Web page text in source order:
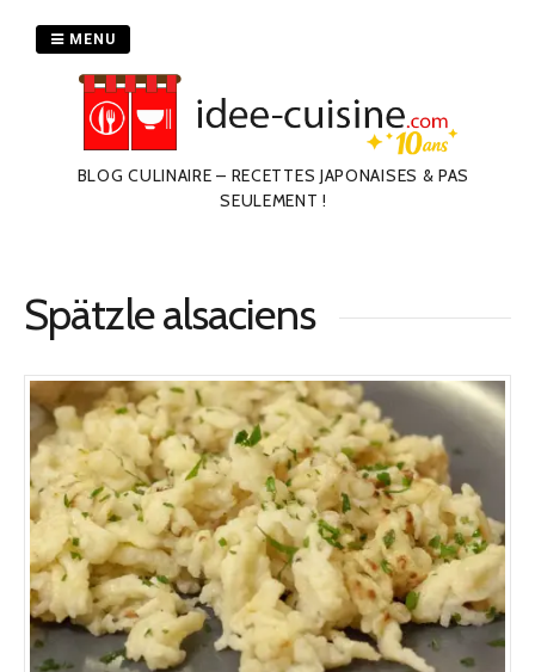
BLOG CULINAIRE – RECETTES JAPONAISES & PAS
SEULEMENT !
MENU
Spätzle alsaciens